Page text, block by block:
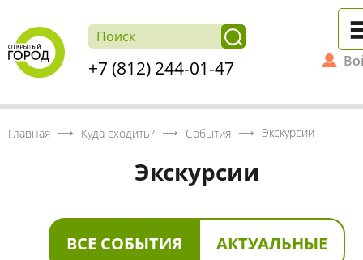
+7 (812) 244-01-47
Главная Куда сходить? События Экскурсии
Экскурсии
ВСЕ СОБЫТИЯ АКТУАЛЬНЫЕ